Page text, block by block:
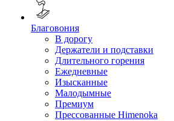
Благовония
В дорогу
Держатели и подставки
Длительного горения
Ежедневные
Изысканные
Малодымные
Премиум
Прессованные Himenoka